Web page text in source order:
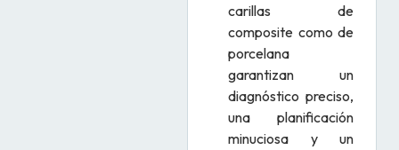
carillas de
composite como de
porcelana
garantizan un
diagnóstico preciso,
una planificación
minuciosa y un